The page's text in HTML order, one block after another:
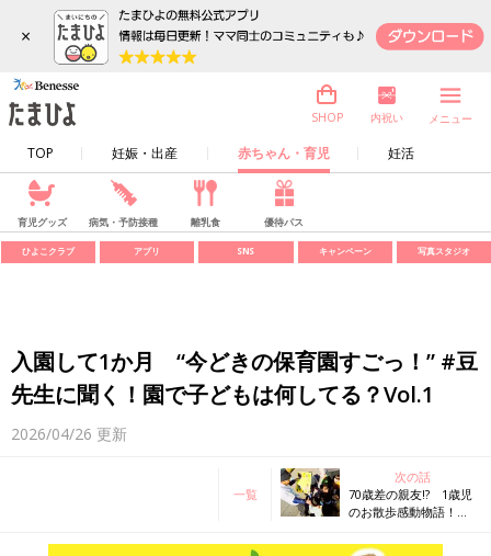
×
TOP 妊娠・出産 赤ちゃん・育児 妊活
SHOP 内祝い メニュー
育児グッズ 病気・予防接種 離乳食 優待パス
ひよこクラブ アプリ SNS キャンペーン 写真スタジオ
入園して1か月 “今どきの保育園すごっ！” #豆
先生に聞く！園で子どもは何してる？Vol.1
2026/04/26 更新
一覧
次の話
70歳差の親友!? 1歳児
のお散歩感動物語！～
る？Vol.2～